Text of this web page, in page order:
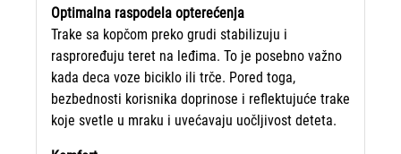
Optimalna raspodela opterećenja
Trake sa kopčom preko grudi stabilizuju i
rasproređuju teret na leđima. To je posebno važno
kada deca voze biciklo ili trče. Pored toga,
bezbednosti korisnika doprinose i reflektujuće trake
koje svetle u mraku i uvećavaju uočljivost deteta.